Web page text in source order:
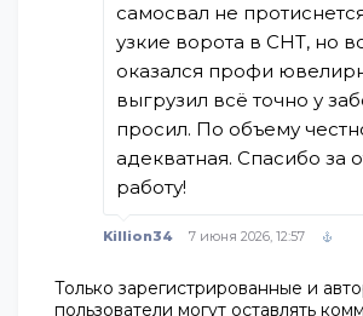
самосвал не
узкие ворота в СНТ, но
оказался профи
выгрузил всё точно у
просил. По объему
адекватная. Спасибо за
работу!
Killion34 7 июня 2026, 12:57
Только зарегистрированные и
пользователи могут оставлять